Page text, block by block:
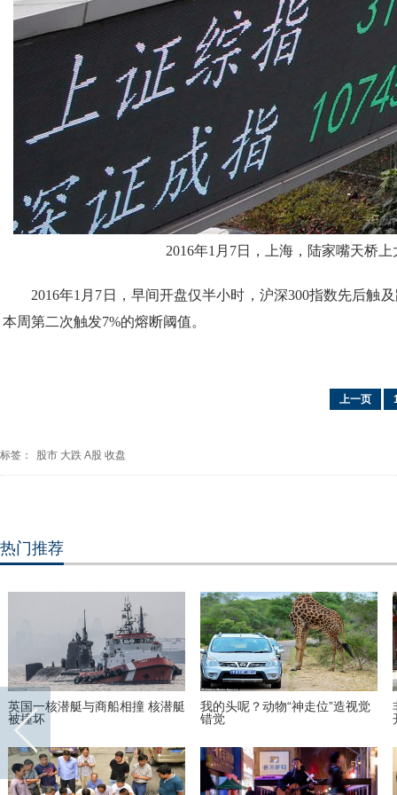
2016年1月7日，上海，陆家嘴天桥
2016年1月7日，早间开盘仅半小时，沪深300指数先后触
本周第二次触发7%的熔断阈值。
上一页
标签： 股市 大跌 A股 收盘
热门推荐
英国一核潜艇与商船相撞 核潜艇
被撞坏
我的头呢？动物“神走位”造视觉
错觉